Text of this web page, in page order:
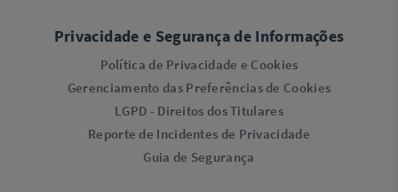
Privacidade e Segurança de Informações
Política de Privacidade e Cookies
Gerenciamento das Preferências de Cookies
LGPD - Direitos dos Titulares
Reporte de Incidentes de Privacidade
Guia de Segurança